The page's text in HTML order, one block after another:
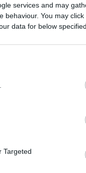
services and may
behaviour. You may
data for below
Targeted
az emberi
igen